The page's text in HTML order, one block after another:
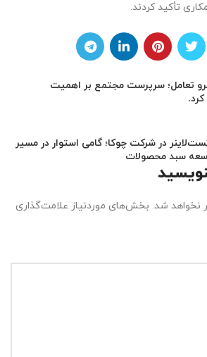
تأکید کردند.
تعامل؛ سرپرست مجتمع بر اهمیت
در شرکت چوکا؛ گامی استوار در مسیر
سبد محصولات
نخواهد شد. بخش‌های موردنیاز علامت‌گذاری